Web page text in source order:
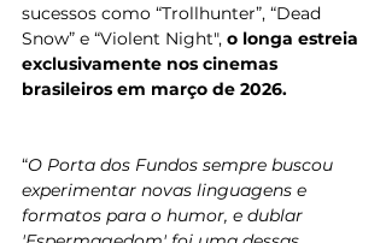
sucessos como “Trollhunter”, “Dead
Snow” e “Violent Night", o longa estreia
exclusivamente nos cinemas
brasileiros em março de 2026.
“O Porta dos Fundos sempre buscou
experimentar novas linguagens e
formatos para o humor, e dublar